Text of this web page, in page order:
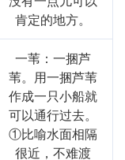
肯定的地方。
一苇：一捆芦
苇。用一捆芦苇
作成一只小船就
可以通行过去。
①比喻水面相隔
很近，不难渡